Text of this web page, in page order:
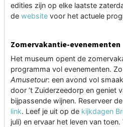
edities zijn op elke laatste
de website voor het actuele
Zomervakantie-evenementen
Het museum opent de
programma vol evenementen.
Amusetour: een avond vol
door ’t Zuiderzeedorp en geniet
bijpassende wijnen. Reserveer
link. Leef je uit op de kijkdagen
juli) en ervaar het leven van